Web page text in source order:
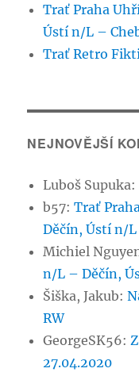
Trať Praha
Ústí n/L –
Trať Retro
NEJNOVĚJŠÍ
Luboš Supuka:
b57:Trať
Děčín, Ústí n/L
Michiel
n/L – Děčín,
Šiška, Jakub:
RW
GeorgeSK56:
27.04.2020